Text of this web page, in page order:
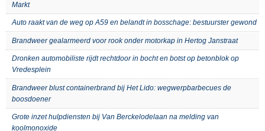
Markt
Auto raakt van de weg op A59 en belandt in bosschage: bestuurster gewond
Brandweer gealarmeerd voor rook onder motorkap in Hertog Janstraat
Dronken automobiliste rijdt rechtdoor in bocht en botst op betonblok op
Vredesplein
Brandweer blust containerbrand bij Het Lido: wegwerpbarbecues de
boosdoener
Grote inzet hulpdiensten bij Van Berckelodelaan na melding van
koolmonoxide